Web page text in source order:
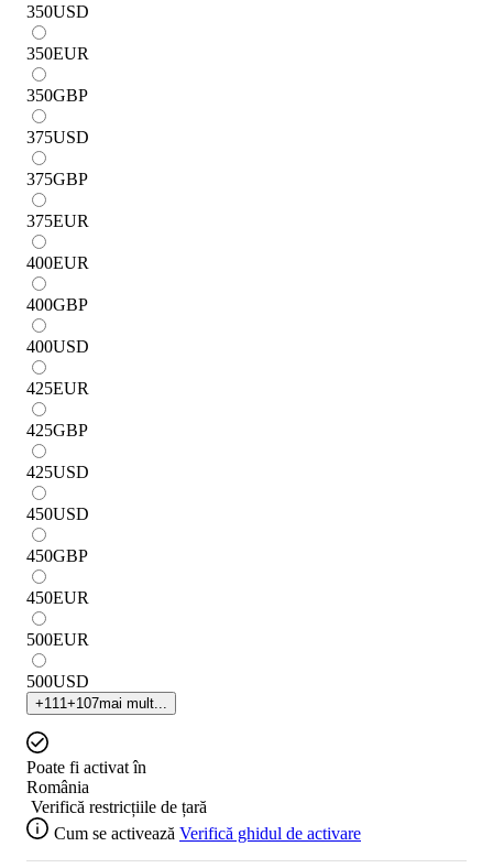
350USD
350EUR
350GBP
375USD
375GBP
375EUR
400EUR
400GBP
400USD
425EUR
425GBP
425USD
450USD
450GBP
450EUR
500EUR
500USD
+111 +107mai mult...
Poate fi activat în
România
Verifică restricțiile de țară
Cum se activează Verifică ghidul de activare